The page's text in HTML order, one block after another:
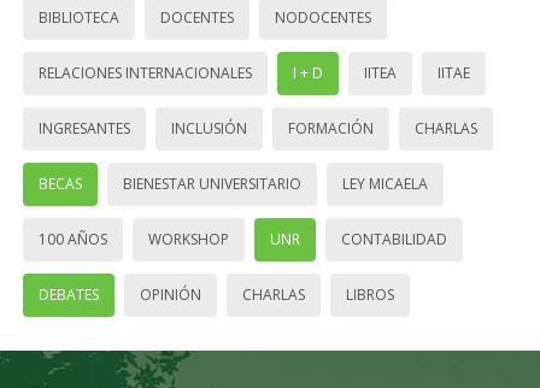
BIBLIOTECA DOCENTES NODOCENTES
RELACIONES INTERNACIONALES I + D IITEA IITAE
INGRESANTES INCLUSIÓN FORMACIÓN CHARLAS
BECAS BIENESTAR UNIVERSITARIO LEY MICAELA
100 AÑOS WORKSHOP UNR CONTABILIDAD
DEBATES OPINIÓN CHARLAS LIBROS